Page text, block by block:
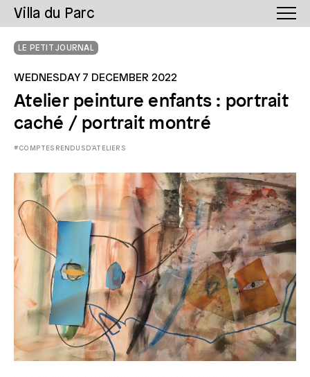
Villa du Parc
LE PETIT JOURNAL
WEDNESDAY 7 DECEMBER 2022
Atelier peinture enfants : portrait
caché / portrait montré
#COMPTESRENDUSD'ATELIERS